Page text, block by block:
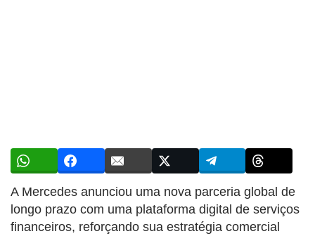
A Mercedes anunciou uma nova parceria global de
longo prazo com uma plataforma digital de serviços
financeiros, reforçando sua estratégia comercial